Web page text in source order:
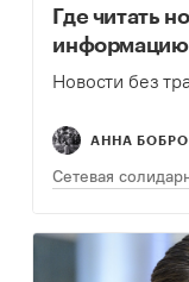
Где читать
информацию
Новости без
АННА
Сетевая